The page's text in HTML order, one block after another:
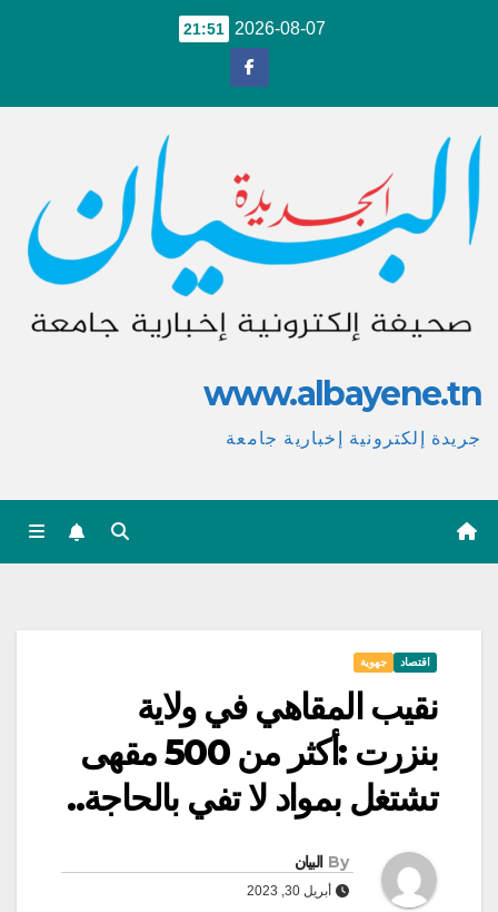
2026-08-07
21:51
www.albayene.tn
جريدة إلكترونية إخبارية جامعة
اقتصاد جهوية
نقيب المقاهي في ولاية
بنزرت :أكثر من 500 مقهى
تشتغل بمواد لا تفي بالحاجة..
By البيان
أبريل 30, 2023